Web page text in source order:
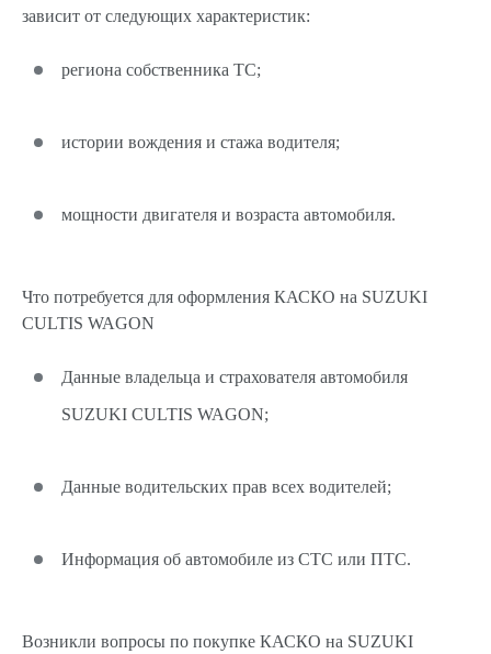
зависит от следующих характеристик:
региона собственника ТС;
истории вождения и стажа водителя;
мощности двигателя и возраста автомобиля.
Что потребуется для оформления КАСКО на SUZUKI
CULTIS WAGON
Данные владельца и страхователя автомобиля
SUZUKI CULTIS WAGON;
Данные водительских прав всех водителей;
Информация об автомобиле из СТС или ПТС.
Возникли вопросы по покупке КАСКО на SUZUKI